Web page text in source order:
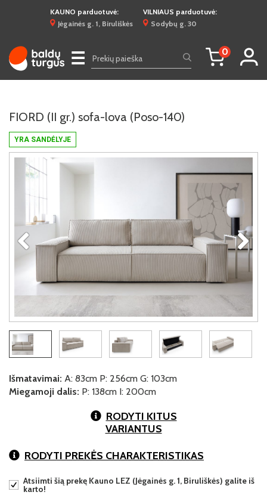
KAUNO parduotuvė:
Jėgainės g. 1, Biruliškės
VILNIAUS parduotuvė:
Sodybų g. 30
☰ 0
YRA SANDĖLYJE
FIORD (II gr.) sofa-lova (Poso-140)
Išmatavimai: A: 83cm P: 256cm G: 103cm
Miegamoji dalis: P: 138cm I: 200cm
RODYTI KITUS
VARIANTUS
RODYTI PREKĖS CHARAKTERISTIKAS
Atsiimti šią prekę Kauno LEZ (Jėgainės g. 1, Biruliškės) galite iš
karto!